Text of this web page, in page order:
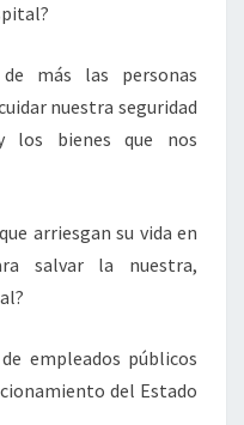
más las personas
nuestra seguridad
los bienes que nos
arriesgan su vida en
salvar la nuestra,
empleados públicos
del Estado